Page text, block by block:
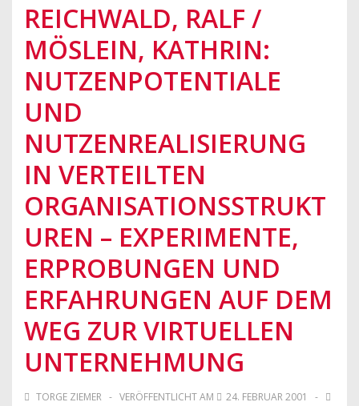
REICHWALD, RALF /
MÖSLEIN, KATHRIN:
NUTZENPOTENTIALE
UND
NUTZENREALISIERUNG
IN VERTEILTEN
ORGANISATIONSSTRUKT
UREN – EXPERIMENTE,
ERPROBUNGEN UND
ERFAHRUNGEN AUF DEM
WEG ZUR VIRTUELLEN
UNTERNEHMUNG
TORGE ZIEMER VERÖFFENTLICHT AM
24. FEBRUAR 2001